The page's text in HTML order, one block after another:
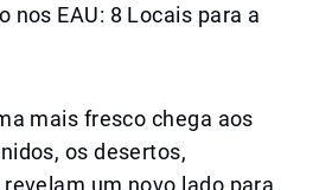
nos EAU: 8 Locais para a
mais fresco chega aos
os desertos,
um novo lado para